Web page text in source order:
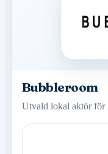
Bubbleroom
Utvald lokal aktör för